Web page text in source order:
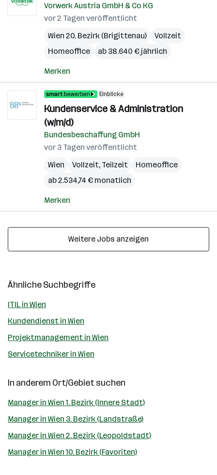
Vorwerk Austria GmbH & Co KG
vor 2 Tagen veröffentlicht
Wien 20. Bezirk (Brigittenau)
Vollzeit
Homeoffice
ab 38.640 € jährlich
Merken
Einblicke
Kundenservice & Administration
(w/m/d)
Bundesbeschaffung GmbH
vor 3 Tagen veröffentlicht
Wien
Vollzeit, Teilzeit
Homeoffice
ab 2.534,74 € monatlich
Merken
Weitere Jobs anzeigen
Ähnliche Suchbegriffe
ITIL in Wien
Kundendienst in Wien
Projektmanagement in Wien
Servicetechniker in Wien
In anderem Ort/Gebiet suchen
Manager in Wien 1. Bezirk (Innere Stadt)
Manager in Wien 3. Bezirk (Landstraße)
Manager in Wien 2. Bezirk (Leopoldstadt)
Manager in Wien 10. Bezirk (Favoriten)